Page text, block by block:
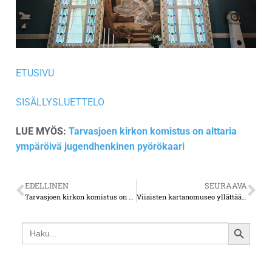
ETUSIVU
SISÄLLYSLUETTELO
LUE MYÖS: Tarvasjoen kirkon komistus on alttaria
ympäröivä jugendhenkinen pyörökaari
EDELLINEN
Tarvasjoen kirkon komistus on alttaria ympäröivä jugendhenkinen pyörökaari
SEURAAVA
Viiaisten kartanomuseo yllättää monipuolisella annillaan
Search
for:
SEARCH